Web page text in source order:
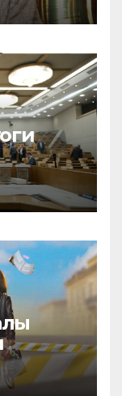
2023